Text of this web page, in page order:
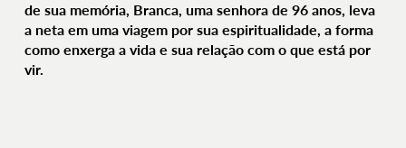
de sua memória, Branca, uma senhora de 96 anos, leva
a neta em uma viagem por sua espiritualidade, a forma
como enxerga a vida e sua relação com o que está por
vir.